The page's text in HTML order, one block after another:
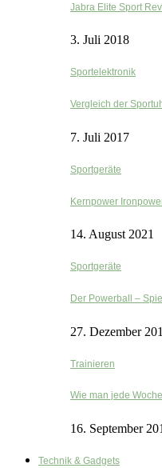
Jabra Elite Sport
3. Juli 2018
Sportelektronik
Vergleich der
7. Juli 2017
Sportgeräte
Kernpower
14. August 2021
Sportgeräte
Der Powerball –
27. Dezember
Trainieren
Wie man jede
16. September
Technik & Gadgets